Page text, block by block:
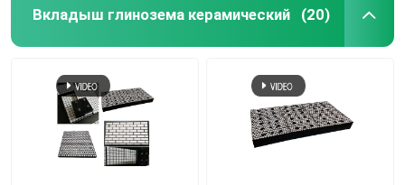
Вкладыш глинозема керамический (20)